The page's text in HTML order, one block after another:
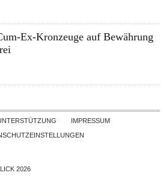
Ex-Kronzeuge auf Bewährung
Skip to contentIMPRESSUM
2026